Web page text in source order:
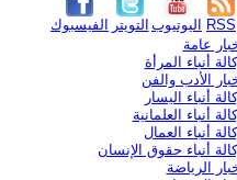
الفيسبوك التويتر اليوتيوب RSS
عامة
أنباء المرأة
الأدب والفن
أنباء اليسار
أنباء العلمانية
أنباء العمال
أنباء حقوق الإنسان
الرياضة